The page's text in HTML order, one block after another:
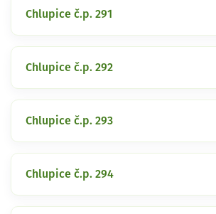
Chlupice č.p. 291
Chlupice č.p. 292
Chlupice č.p. 293
Chlupice č.p. 294